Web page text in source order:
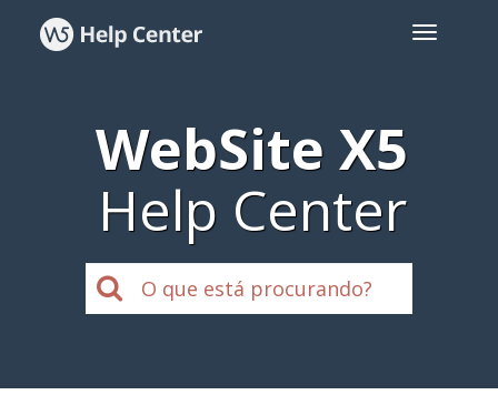
WebSite X5
Help Center